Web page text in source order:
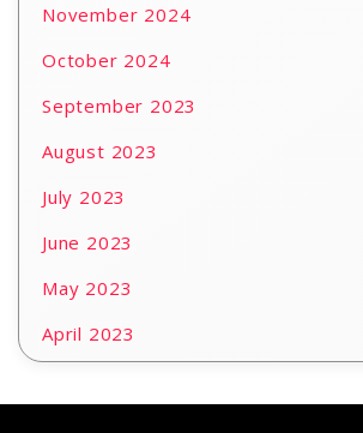
November 2024
October 2024
September 2023
August 2023
July 2023
June 2023
May 2023
April 2023